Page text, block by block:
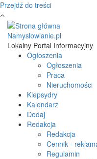
Przejdź do treści
Namyslowianie.pl
Lokalny Portal Informacyjny
Ogłoszenia
Ogłoszenia
Praca
Nieruchomości
Klepsydry
Kalendarz
Dodaj
Redakcja
Redakcja
Cennik -
Regulamin